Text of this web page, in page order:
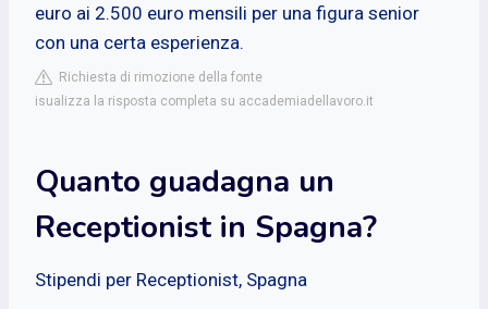
euro ai 2.500 euro mensili per una figura senior
con una certa esperienza.
Richiesta di rimozione della fonte
isualizza la risposta completa su accademiadellavoro.it
Quanto guadagna un
Receptionist in Spagna?
Stipendi per Receptionist, Spagna